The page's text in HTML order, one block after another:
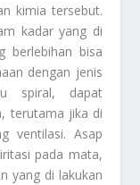
kimia tersebut.
kadar yang di
berlebihan bisa
dengan jenis
spiral, dapat
terutama jika di
ventilasi. Asap
pada mata,
yang di lakukan